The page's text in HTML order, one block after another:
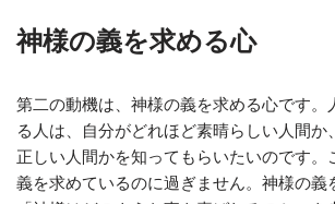
神様の義を求める心
第二の動機は、神様の義を求める心です。
る人は、自分がどれほど素晴らしい人間か
正しい人間かを知ってもらいたいのです。
義を求めているのに過ぎません。神様の義